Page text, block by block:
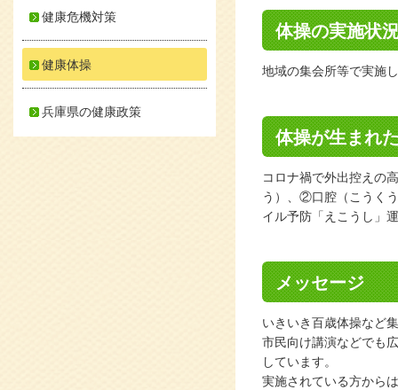
体操の実施状
地域の集会所等で実施
体操が生まれ
コロナ禍で外出控えの
う）、②口腔（こうく
イル予防「えこうし」
メッセージ
いきいき百歳体操など
市民向け講演などでも
しています。
実施されている方から
健康危機対策
健康体操
兵庫県の健康政策